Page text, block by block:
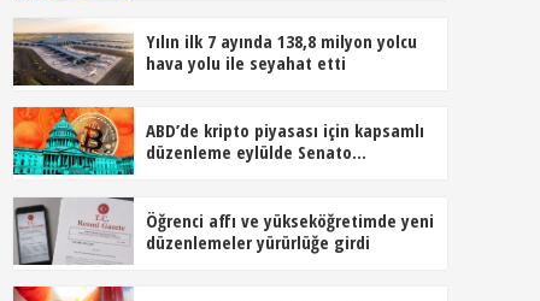
Yılın ilk 7 ayında 138,8 milyon yolcu
hava yolu ile seyahat etti
ABD’de kripto piyasası için kapsamlı
düzenleme eylülde Senato
Öğrenci affı ve yükseköğretimde yeni
düzenlemeler yürürlüğe girdi